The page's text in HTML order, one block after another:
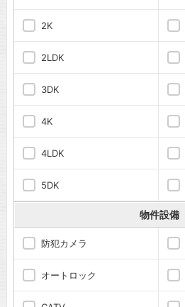
2K
2LDK
3DK
4K
4LDK
5DK
物件設備
防犯カメラ
オートロック